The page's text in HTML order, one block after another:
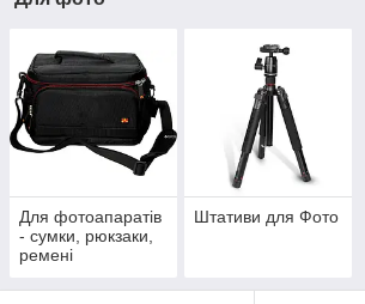
Для фотоапаратів
- сумки, рюкзаки,
ремені
Штативи для Фото